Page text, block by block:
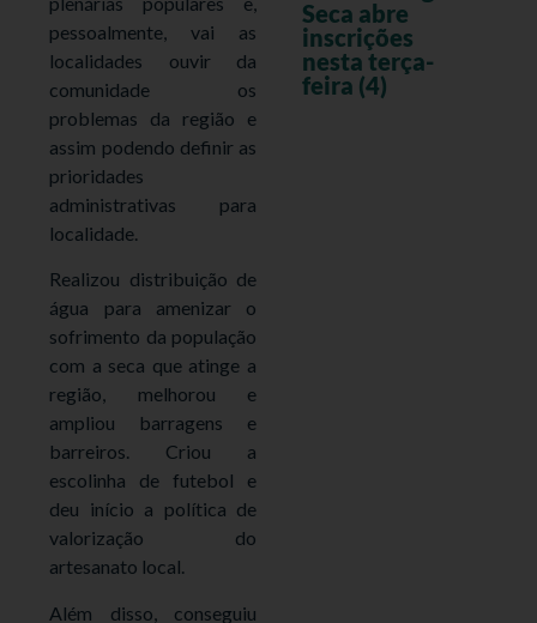
pessoalmente, vai as
localidades ouvir da
comunidade os
problemas da região e
assim podendo definir as
prioridades
administrativas para
localidade.
Realizou distribuição de
água para amenizar o
sofrimento da população
com a seca que atinge a
região, melhorou e
ampliou barragens e
barreiros. Criou a
escolinha de futebol e
deu início a política de
valorização do
artesanato local.
Além disso, conseguiu
Seca abre
inscrições
nesta terça-
feira (4)